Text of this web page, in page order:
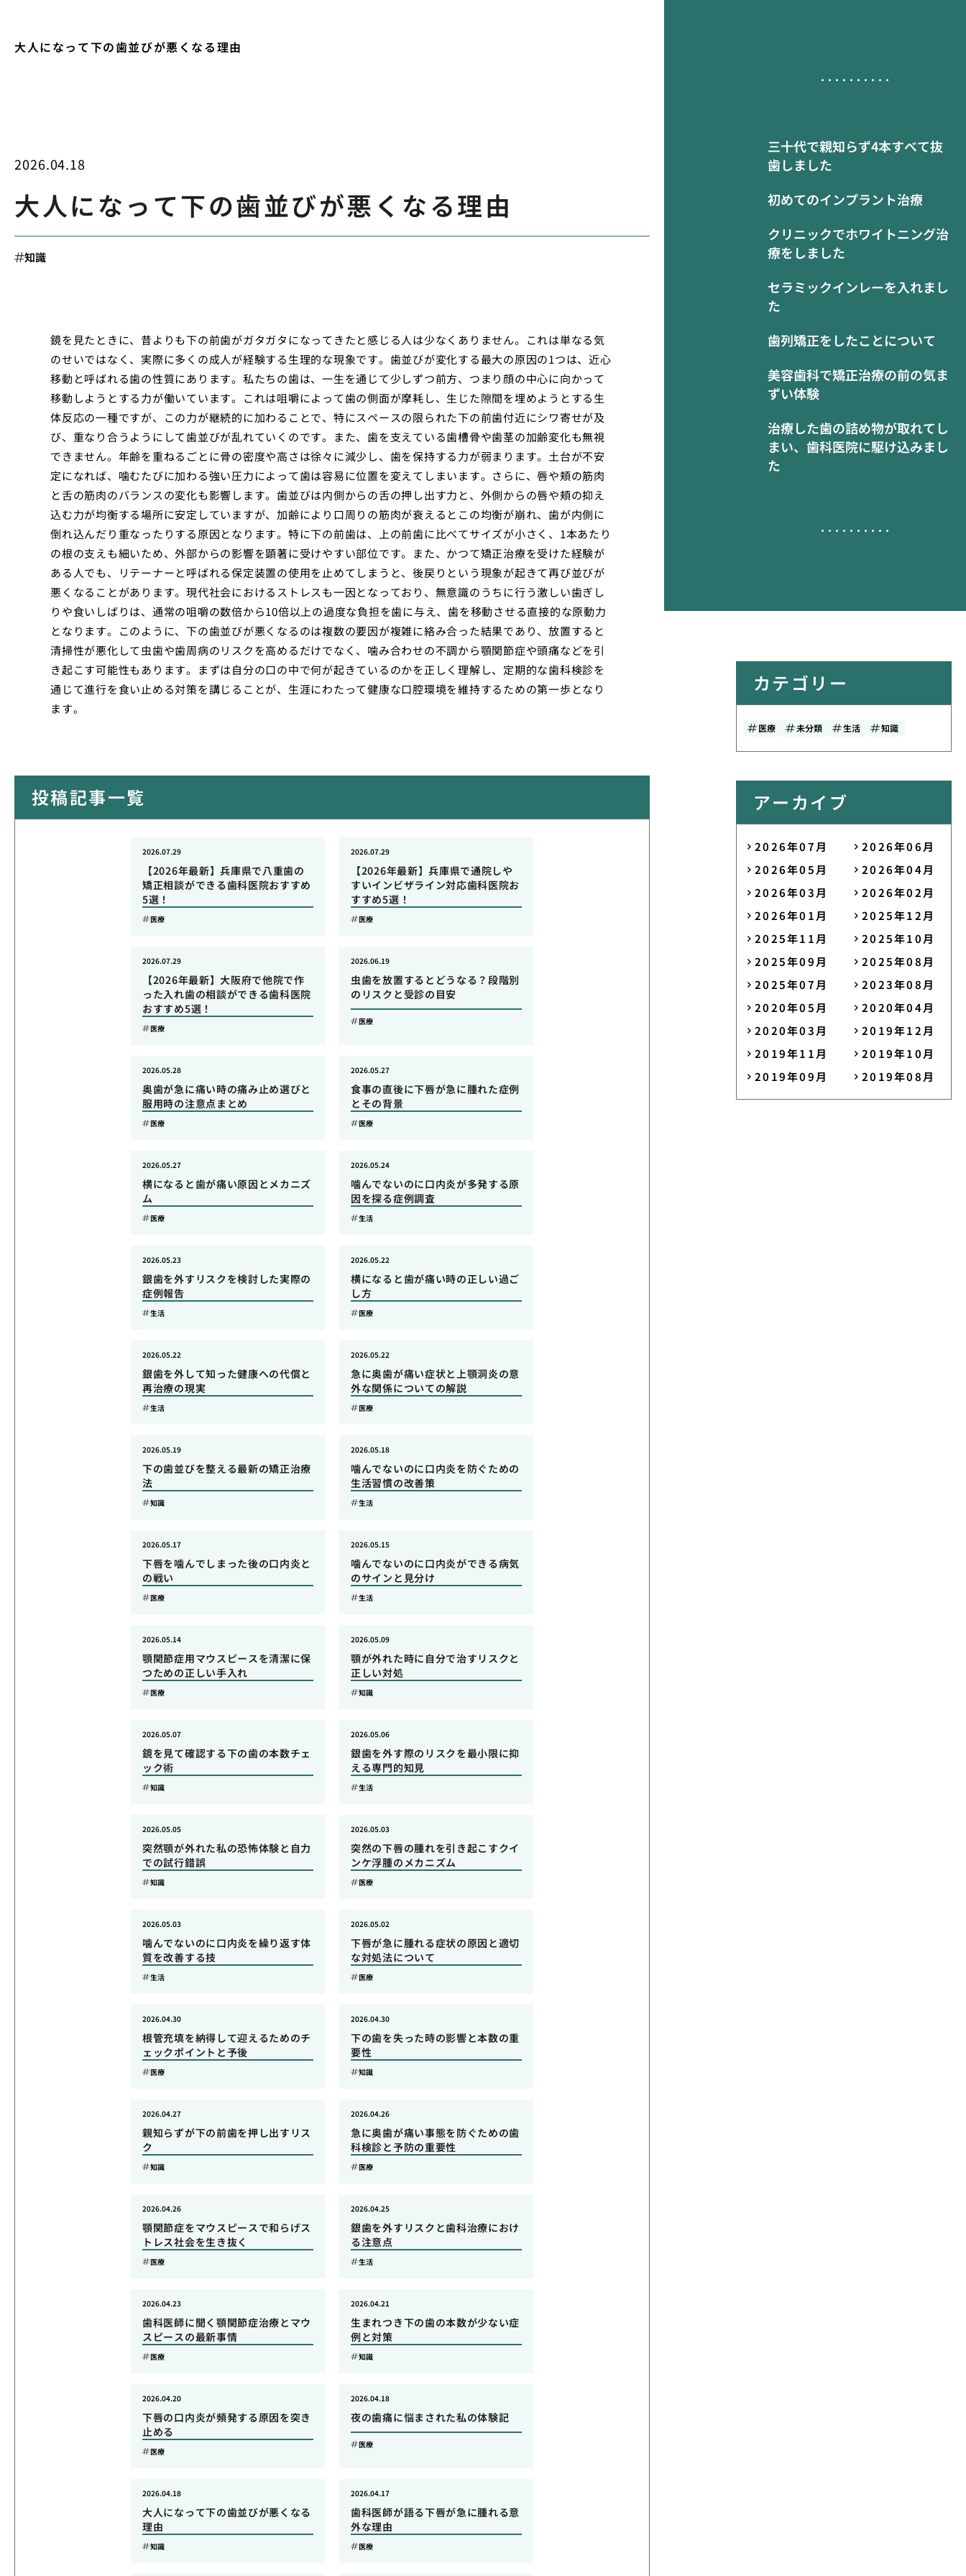
大人になって下の歯並びが悪くなる理由
三十代で親知らず4本すべて抜
歯しました
初めてのインプラント治療
クリニックでホワイトニング治
療をしました
セラミックインレーを入れまし
た
歯列矯正をしたことについて
美容歯科で矯正治療の前の気ま
ずい体験
治療した歯の詰め物が取れてし
まい、歯科医院に駆け込みまし
た
2026.04.18
大人になって下の歯並びが悪くなる理由
知識
鏡を見たときに、昔よりも下の前歯がガタガタになってきたと感じる人は少なくありません。これは単なる気
のせいではなく、実際に多くの成人が経験する生理的な現象です。歯並びが変化する最大の原因の1つは、近心
移動と呼ばれる歯の性質にあります。私たちの歯は、一生を通じて少しずつ前方、つまり顔の中心に向かって
移動しようとする力が働いています。これは咀嚼によって歯の側面が摩耗し、生じた隙間を埋めようとする生
体反応の一種ですが、この力が継続的に加わることで、特にスペースの限られた下の前歯付近にシワ寄せが及
び、重なり合うようにして歯並びが乱れていくのです。また、歯を支えている歯槽骨や歯茎の加齢変化も無視
できません。年齢を重ねるごとに骨の密度や高さは徐々に減少し、歯を保持する力が弱まります。土台が不安
定になれば、噛むたびに加わる強い圧力によって歯は容易に位置を変えてしまいます。さらに、唇や頬の筋肉
と舌の筋肉のバランスの変化も影響します。歯並びは内側からの舌の押し出す力と、外側からの唇や頬の抑え
込む力が均衡する場所に安定していますが、加齢により口周りの筋肉が衰えるとこの均衡が崩れ、歯が内側に
倒れ込んだり重なったりする原因となります。特に下の前歯は、上の前歯に比べてサイズが小さく、1本あたり
の根の支えも細いため、外部からの影響を顕著に受けやすい部位です。また、かつて矯正治療を受けた経験が
ある人でも、リテーナーと呼ばれる保定装置の使用を止めてしまうと、後戻りという現象が起きて再び並びが
悪くなることがあります。現代社会におけるストレスも一因となっており、無意識のうちに行う激しい歯ぎし
りや食いしばりは、通常の咀嚼の数倍から10倍以上の過度な負担を歯に与え、歯を移動させる直接的な原動力
となります。このように、下の歯並びが悪くなるのは複数の要因が複雑に絡み合った結果であり、放置すると
清掃性が悪化して虫歯や歯周病のリスクを高めるだけでなく、噛み合わせの不調から顎関節症や頭痛などを引
き起こす可能性もあります。まずは自分の口の中で何が起きているのかを正しく理解し、定期的な歯科検診を
通じて進行を食い止める対策を講じることが、生涯にわたって健康な口腔環境を維持するための第一歩となり
ます。
投稿記事一覧
【2026年最新】兵庫県で八重歯の
矯正相談ができる歯科医院おすすめ
5選！
2026.07.29
医療
【2026年最新】兵庫県で通院しや
すいインビザライン対応歯科医院お
すすめ5選！
2026.07.29
医療
【2026年最新】大阪府で他院で作
った入れ歯の相談ができる歯科医院
おすすめ5選！
2026.07.29
医療
虫歯を放置するとどうなる？段階別
のリスクと受診の目安
2026.06.19
医療
奥歯が急に痛い時の痛み止め選びと
服用時の注意点まとめ
2026.05.28
医療
食事の直後に下唇が急に腫れた症例
とその背景
2026.05.27
医療
横になると歯が痛い原因とメカニズ
ム
2026.05.27
医療
噛んでないのに口内炎が多発する原
因を探る症例調査
2026.05.24
生活
銀歯を外すリスクを検討した実際の
症例報告
2026.05.23
生活
横になると歯が痛い時の正しい過ご
し方
2026.05.22
医療
銀歯を外して知った健康への代償と
再治療の現実
2026.05.22
生活
急に奥歯が痛い症状と上顎洞炎の意
外な関係についての解説
2026.05.22
医療
下の歯並びを整える最新の矯正治療
法
2026.05.19
知識
噛んでないのに口内炎を防ぐための
生活習慣の改善策
2026.05.18
生活
下唇を噛んでしまった後の口内炎と
の戦い
2026.05.17
医療
噛んでないのに口内炎ができる病気
のサインと見分け
2026.05.15
生活
顎関節症用マウスピースを清潔に保
つための正しい手入れ
2026.05.14
医療
顎が外れた時に自分で治すリスクと
正しい対処
2026.05.09
知識
鏡を見て確認する下の歯の本数チェ
ック術
2026.05.07
知識
銀歯を外す際のリスクを最小限に抑
える専門的知見
2026.05.06
生活
突然顎が外れた私の恐怖体験と自力
での試行錯誤
2026.05.05
知識
突然の下唇の腫れを引き起こすクイ
ンケ浮腫のメカニズム
2026.05.03
医療
噛んでないのに口内炎を繰り返す体
質を改善する技
2026.05.03
生活
下唇が急に腫れる症状の原因と適切
な対処法について
2026.05.02
医療
根管充填を納得して迎えるためのチ
ェックポイントと予後
2026.04.30
医療
下の歯を失った時の影響と本数の重
要性
2026.04.30
知識
親知らずが下の前歯を押し出すリス
ク
2026.04.27
知識
急に奥歯が痛い事態を防ぐための歯
科検診と予防の重要性
2026.04.26
医療
顎関節症をマウスピースで和らげス
トレス社会を生き抜く
2026.04.26
医療
銀歯を外すリスクと歯科治療におけ
る注意点
2026.04.25
生活
歯科医師に聞く顎関節症治療とマウ
スピースの最新事情
2026.04.23
医療
生まれつき下の歯の本数が少ない症
例と対策
2026.04.21
知識
下唇の口内炎が頻発する原因を突き
止める
2026.04.20
医療
夜の歯痛に悩まされた私の体験記
2026.04.18
医療
大人になって下の歯並びが悪くなる
理由
2026.04.18
知識
歯科医師が語る下唇が急に腫れる意
外な理由
2026.04.17
医療
カテゴリー
医療 未分類 生活 知識
アーカイブ
2026年07月
2026年06月
2026年05月
2026年04月
2026年03月
2026年02月
2026年01月
2025年12月
2025年11月
2025年10月
2025年09月
2025年08月
2025年07月
2023年08月
2020年05月
2020年04月
2020年03月
2019年12月
2019年11月
2019年10月
2019年09月
2019年08月